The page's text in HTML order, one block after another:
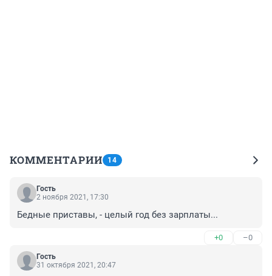
КОММЕНТАРИИ 14
Гость
2 ноября 2021, 17:30
Бедные приставы, - целый год без зарплаты...
+0 –0
Гость
31 октября 2021, 20:47